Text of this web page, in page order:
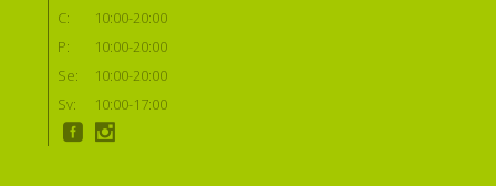
C:
10:00-20:00
P:
10:00-20:00
Se:
10:00-20:00
Sv:
10:00-17:00